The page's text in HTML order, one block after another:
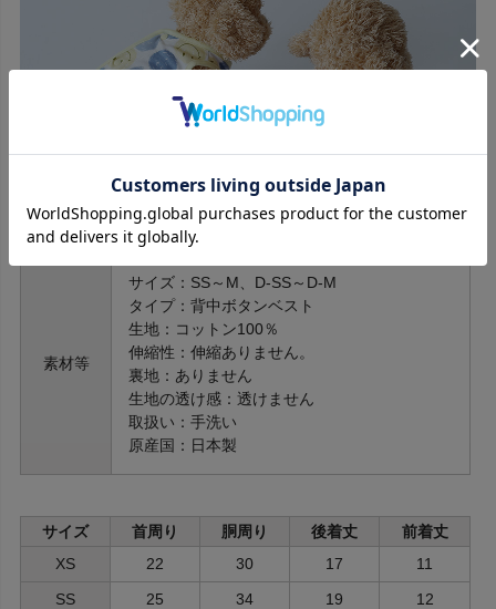
素材等
サイズ：SS～M、D-SS～D-M
タイプ：背中ボタンベスト
生地：コットン100％
伸縮性：伸縮ありません。
裏地：ありません
生地の透け感：透けません
取扱い：手洗い
原産国：日本製
サイズ 首周り 胴周り 後着丈
前着丈
XS
22 30 17
11
SS
25 34 19
12